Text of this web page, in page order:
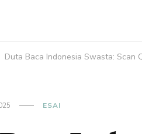
Duta Baca Indonesia Swasta: Scan
ESAI